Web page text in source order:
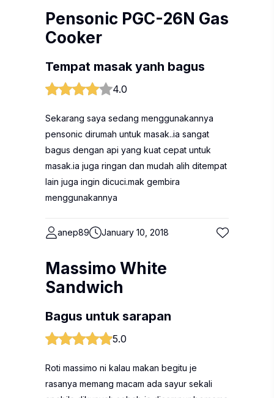
Pensonic PGC-26N Gas
Cooker
Tempat masak yanh bagus
4.0
Sekarang saya sedang menggunakannya
pensonic dirumah untuk masak..ia sangat
bagus dengan api yang kuat cepat untuk
masak.ia juga ringan dan mudah alih ditempat
lain juga ingin dicuci.mak gembira
menggunakannya
anep89 January 10, 2018
Massimo White
Sandwich
Bagus untuk sarapan
5.0
Roti massimo ni kalau makan begitu je
rasanya memang macam ada sayur sekali